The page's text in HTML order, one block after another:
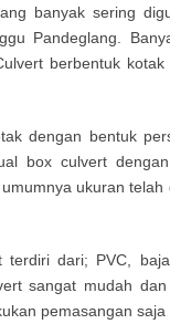
banyak sering
Pandeglang.
berbentuk
dengan bentuk
box culvert
ukuran
terdiri dari; PVC,
sangat mudah
pemasangan